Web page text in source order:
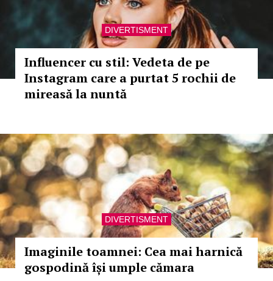
DIVERTISMENT
Influencer cu stil: Vedeta de pe
Instagram care a purtat 5 rochii de
mireasă la nuntă
DIVERTISMENT
Imaginile toamnei: Cea mai harnică
gospodină își umple cămara